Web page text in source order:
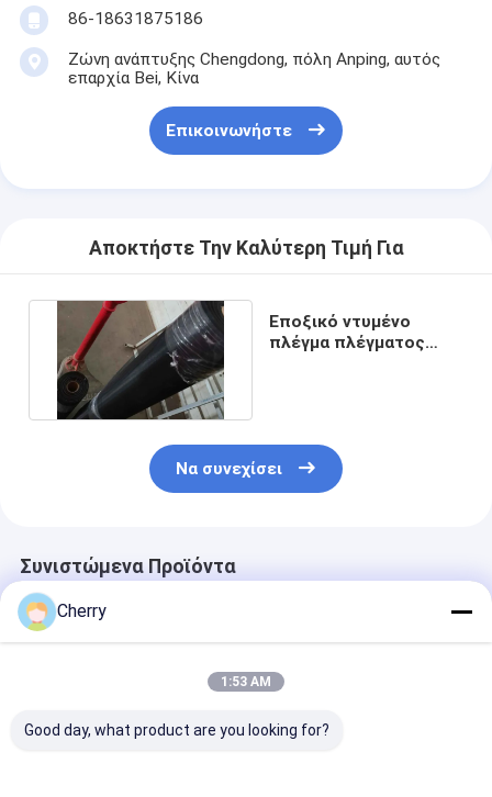
86-18631875186
Ζώνη ανάπτυξης Chengdong, πόλη Anping, αυτός
επαρχία Bei, Κίνα
Επικοινωνήστε
Αποκτήστε Την Καλύτερη Τιμή Για
Εποξικό ντυμένο
πλέγμα πλέγματος
Να συνεχίσει
Συνιστώμενα Προϊόντα
Cherry
1:53 AM
Good day, what product are you looking for?